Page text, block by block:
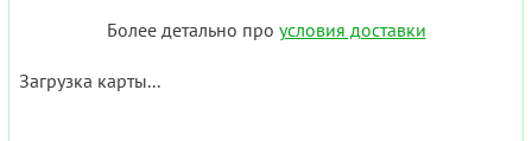
Более детально про условия доставки
Загрузка карты...